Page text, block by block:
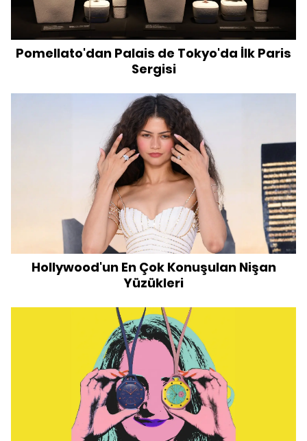
Pomellato'dan Palais de Tokyo'da İlk Paris
Sergisi
Hollywood'un En Çok Konuşulan Nişan
Yüzükleri